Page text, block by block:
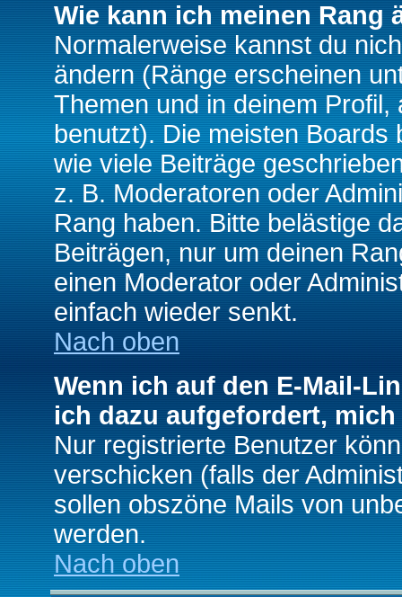
Wie kann ich meinen Rang
Normalerweise kannst du
ändern (Ränge erscheinen
Themen und in deinem
benutzt). Die meisten Boards
wie viele Beiträge
z. B. Moderatoren oder
Rang haben. Bitte belästige
Beiträgen, nur um deinen
einen Moderator oder
einfach wieder senkt.
Nach oben
Wenn ich auf den E-Mail-
ich dazu aufgefordert,
Nur registrierte Benutzer
verschicken (falls der
sollen obszöne Mails von
werden.
Nach oben